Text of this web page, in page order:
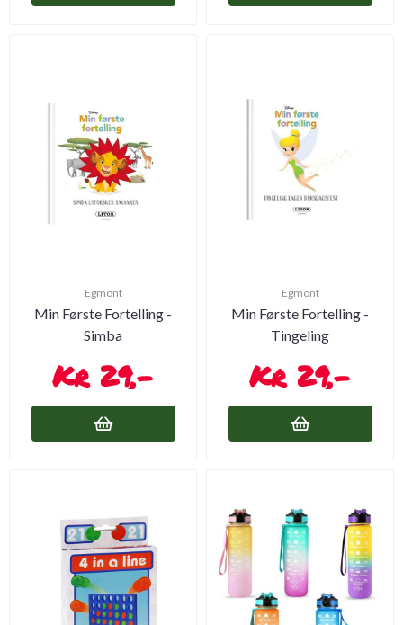
Egmont
Min Første Fortelling -
Simba
29,-
Egmont
Min Første Fortelling -
Tingeling
29,-